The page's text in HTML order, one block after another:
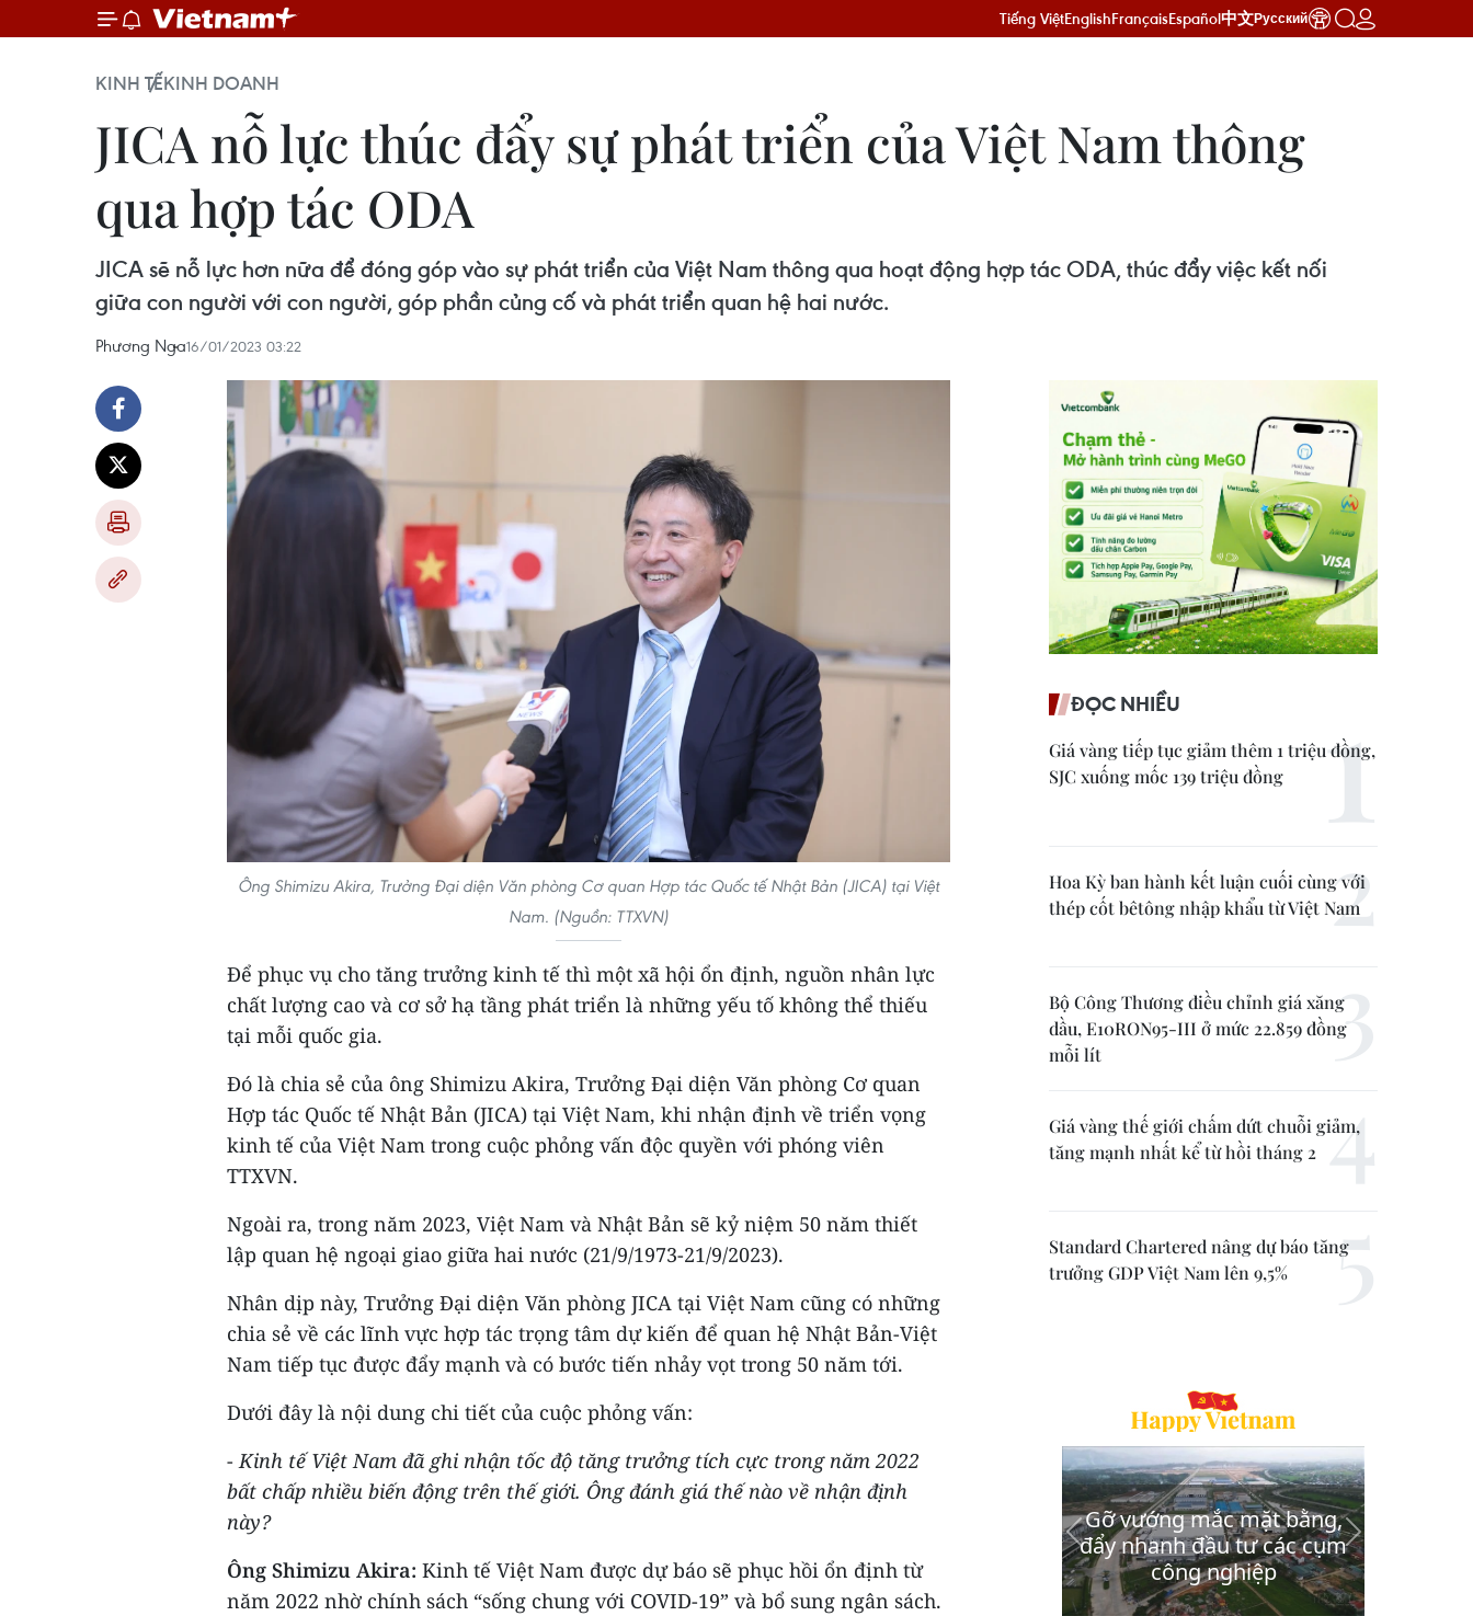
Tiếng ViệtEnglishFrançaisEspañol中文Русский
KINH TẾKINH DOANH
JICA nỗ lực thúc đẩy sự phát triển của Việt Nam thông
qua hợp tác ODA
JICA sẽ nỗ lực hơn nữa để đóng góp vào sự phát triển của Việt Nam thông qua hoạt động hợp tác ODA, thúc đẩy việc kết nối
giữa con người với con người, góp phần củng cố và phát triển quan hệ hai nước.
Phương Nga16/01/2023 03:22
Ông Shimizu Akira, Trưởng Đại diện Văn phòng Cơ quan Hợp tác Quốc tế Nhật Bản (JICA) tại Việt
Nam. (Nguồn: TTXVN)
Để phục vụ cho tăng trưởng kinh tế thì một xã hội ổn định, nguồn nhân lực
chất lượng cao và cơ sở hạ tầng phát triển là những yếu tố không thể thiếu
tại mỗi quốc gia.
Đó là chia sẻ của ông Shimizu Akira, Trưởng Đại diện Văn phòng Cơ quan
Hợp tác Quốc tế Nhật Bản (JICA) tại Việt Nam, khi nhận định về triển vọng
kinh tế của Việt Nam trong cuộc phỏng vấn độc quyền với phóng viên
TTXVN.
Ngoài ra, trong năm 2023, Việt Nam và Nhật Bản sẽ kỷ niệm 50 năm thiết
lập quan hệ ngoại giao giữa hai nước (21/9/1973-21/9/2023).
Nhân dịp này, Trưởng Đại diện Văn phòng JICA tại Việt Nam cũng có những
chia sẻ về các lĩnh vực hợp tác trọng tâm dự kiến để quan hệ Nhật Bản-Việt
Nam tiếp tục được đẩy mạnh và có bước tiến nhảy vọt trong 50 năm tới.
Dưới đây là nội dung chi tiết của cuộc phỏng vấn:
-Kinh tế Việt Nam đã ghi nhận tốc độ tăng trưởng tích cực trong năm 2022
bất chấp nhiều biến động trên thế giới. Ông đánh giá thế nào về nhận định
này?
Ông Shimizu Akira: Kinh tế Việt Nam được dự báo sẽ phục hồi ổn định từ
năm 2022 nhờ chính sách “sống chung với COVID-19” và bổ sung ngân sách.
ĐỌC NHIỀU
Giá vàng tiếp tục giảm thêm 1 triệu đồng,
SJC xuống mốc 139 triệu đồng
Hoa Kỳ ban hành kết luận cuối cùng với
thép cốt bêtông nhập khẩu từ Việt Nam
Bộ Công Thương điều chỉnh giá xăng
dầu, E10RON95-III ở mức 22.859 đồng
mỗi lít
Giá vàng thế giới chấm dứt chuỗi giảm,
tăng mạnh nhất kể từ hồi tháng 2
Standard Chartered nâng dự báo tăng
trưởng GDP Việt Nam lên 9,5%